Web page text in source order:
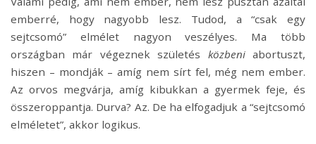
emberré, hogy nagyobb lesz. Tudod, a “csak egy
sejtcsomó” elmélet nagyon veszélyes. Ma több
országban már végeznek születés közbeniabortuszt,
hiszen – mondják – amíg nem sírt fel, még nem ember.
Az orvos megvárja, amíg kibukkan a gyermek feje, és
összeroppantja. Durva? Az. De ha elfogadjuk a “sejtcsomó
elméletet”, akkor logikus.